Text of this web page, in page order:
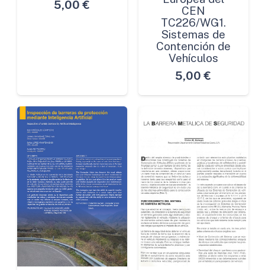
5,00 €
CEN
TC226/WG1.
Sistemas de
Contención de
Vehículos
5,00 €